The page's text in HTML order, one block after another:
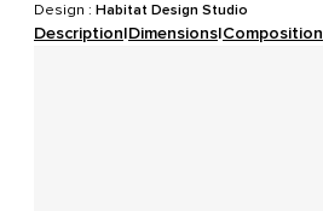
Design : Habitat Design Studio
Description|Dimensions|Composition